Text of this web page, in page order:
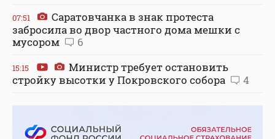
07:51
Саратовчанка в знак протеста
забросила во двор частного дома мешки с
мусором
6
15:15
Министр требует остановить
стройку высотки у Покровского собора
4